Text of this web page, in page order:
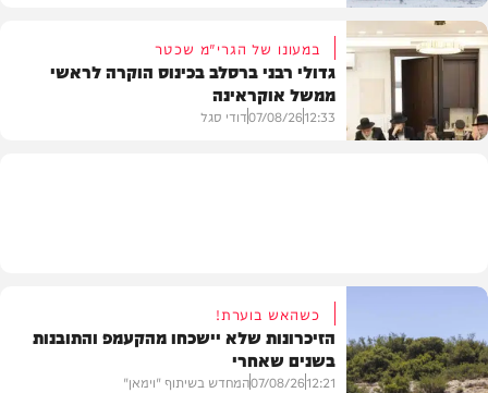
במעונו של הגרי"מ שכטר
גדולי רבני ברסלב בכינוס הוקרה לראשי
ממשל אוקראינה
12:33
07/08/26דודי סגל
כשהאש בוערת!
הזיכרונות שלא יישכחו מהקעמפ והתובנות
בשנים שאחרי
12:21
07/08/26המחדש בשיתוף "וימאן"